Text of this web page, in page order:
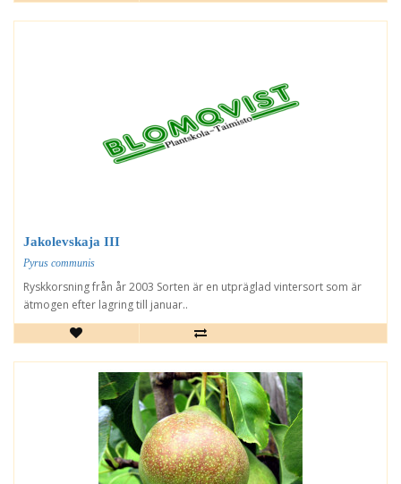
Jakolevskaja III
Pyrus communis
Ryskkorsning från år 2003 Sorten är en utpräglad vintersort som är
ätmogen efter lagring till januar..